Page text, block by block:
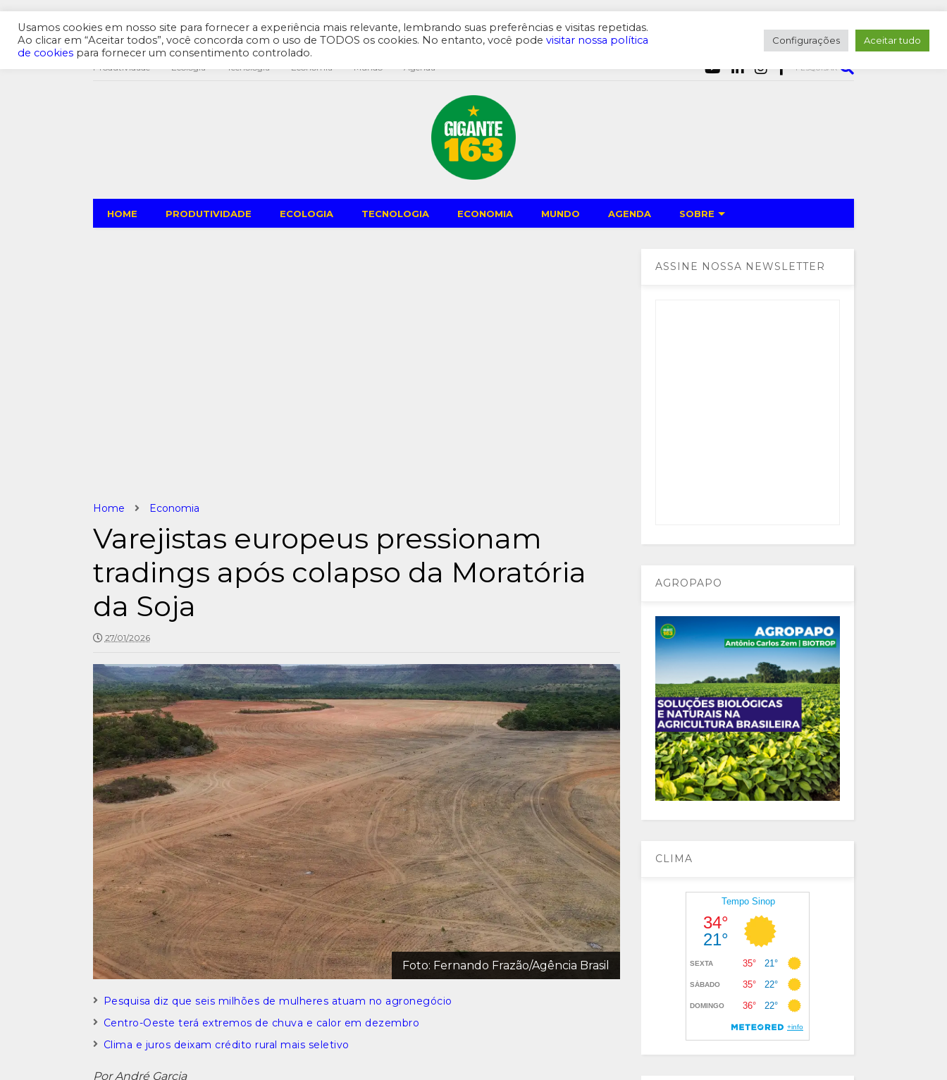
Produtividade Ecologia Tecnologia Economia Mundo Agenda PESQUISAR
HOME PRODUTIVIDADE ECOLOGIA TECNOLOGIA ECONOMIA MUNDO AGENDA SOBRE
Home Economia
Varejistas europeus pressionam
tradings após colapso da Moratória
da Soja
27/01/2026
Foto: Fernando Frazão/Agência Brasil
Pesquisa diz que seis milhões de mulheres atuam no agronegócio
Centro-Oeste terá extremos de chuva e calor em dezembro
Clima e juros deixam crédito rural mais seletivo
Por André Garcia
ASSINE NOSSA NEWSLETTER
AGROPAPO
CLIMA
Usamos cookies em nosso site para fornecer a experiência mais relevante, lembrando suas preferências e visitas repetidas.
Ao clicar em “Aceitar todos”, você concorda com o uso de TODOS os cookies. No entanto, você pode visitar nossa política
de cookies para fornecer um consentimento controlado.
Configurações Aceitar tudo